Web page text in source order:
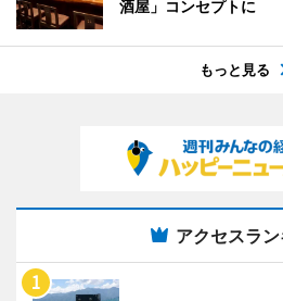
酒屋」コンセプトに
もっと見る
アクセスラ